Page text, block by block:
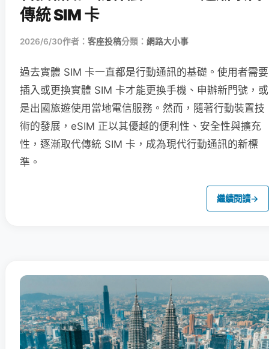
傳統 SIM 卡
2026/6/30作者： 客座投稿分類： 網路大小事
過去實體 SIM 卡一直都是行動通訊的基礎。使用者需要
插入或更換實體 SIM 卡才能更換手機、申辦新門號，或
是出國旅遊使用當地電信服務。然而，隨著行動裝置技
術的發展，eSIM 正以其優越的便利性、安全性與擴充
性，逐漸取代傳統 SIM 卡，成為現代行動通訊的新標
準。
繼續閱讀→